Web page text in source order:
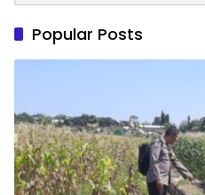
Popular Posts